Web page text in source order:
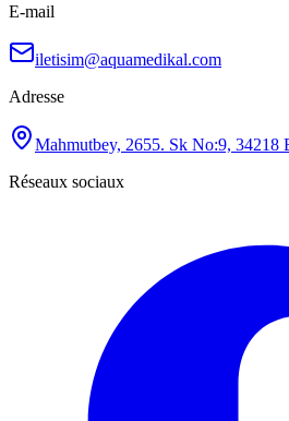
E-mail
iletisim@aquamedikal.com
Adresse
Mahmutbey, 2655. Sk No:9, 34218
Réseaux sociaux